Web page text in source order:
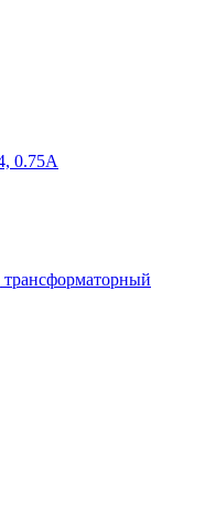
0.75А